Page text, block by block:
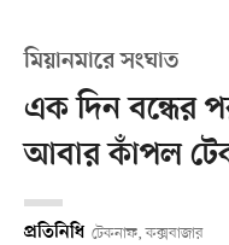
মিয়ানমারে সংঘাত
এক দিন বন্ধের
আবার কাঁপল
প্রতিনিধি টেকনাফ, কক্সবাজার